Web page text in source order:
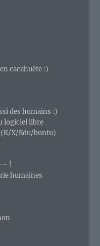
cacahuète :)
des humains :)
logiciel libre
(K/X/Edu/buntu)
!
humaines